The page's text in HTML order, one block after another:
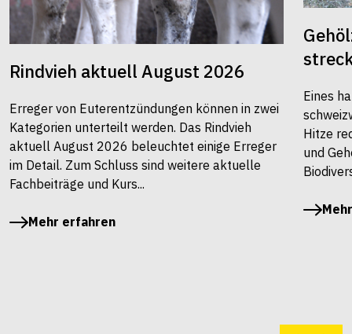
Rindvieh aktuell August 2026
Erreger von Euterentzündungen können in zwei
Kategorien unterteilt werden. Das Rindvieh
aktuell August 2026 beleuchtet einige Erreger
im Detail. Zum Schluss sind weitere aktuelle
Fachbeiträge und Kurs...
Mehr erfahren
Eines
Hitze
und